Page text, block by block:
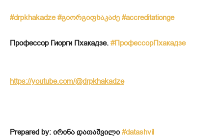
#drpkhakadze #გიორგიფხაკაძე #accreditationge
Профессор Гиорги Пхакадзе. #ПрофессорПхакадзе
https://youtube.com/@drpkhakadze
Prepared by: ირინა დათაშვილი #datashvil